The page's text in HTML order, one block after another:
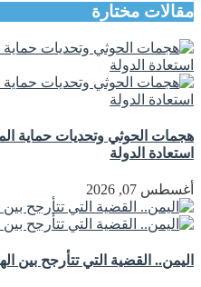
مقالات مختارة
هجمات الحوثي وتحديات حماية
استعادة الدولة
أغسطس 07, 2026
اليمن.. القضية التي تتأرجح بين